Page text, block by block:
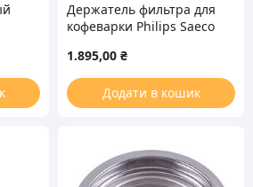
Держатель фильтра для
кофеварки Philips Saeco
1.895,00 ₴
Додати в кошик